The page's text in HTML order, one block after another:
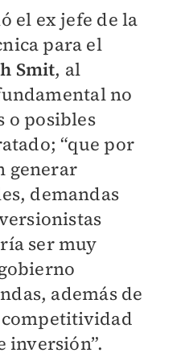
el ex jefe de la
para el
Smit, al
no
o posibles
“que por
generar
demandas
ser muy
además de
inversión”.